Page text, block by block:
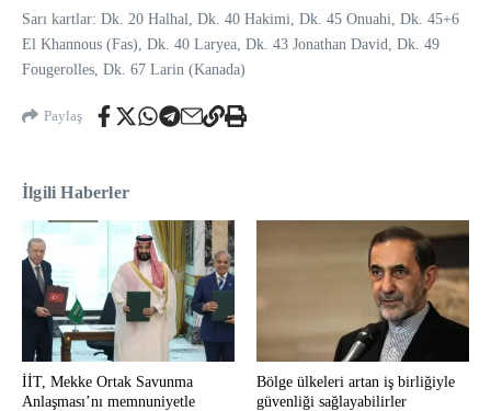
Sarı kartlar: Dk. 20 Halhal, Dk. 40 Hakimi, Dk. 45 Onuahi, Dk. 45+6
El Khannous (Fas), Dk. 40 Laryea, Dk. 43 Jonathan David, Dk. 49
Fougerolles, Dk. 67 Larin (Kanada)
Paylaş
İlgili Haberler
İİT, Mekke Ortak Savunma
Anlaşması’nı memnuniyetle
Bölge ülkeleri artan iş birliğiyle
güvenliği sağlayabilirler